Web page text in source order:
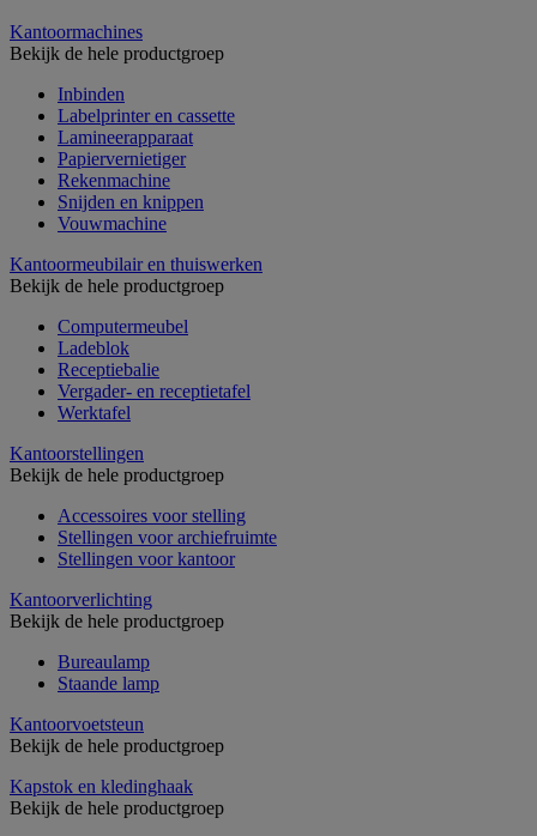
Kantoormachines
Bekijk de hele productgroep
Inbinden
Labelprinter en cassette
Lamineerapparaat
Papiervernietiger
Rekenmachine
Snijden en knippen
Vouwmachine
Kantoormeubilair en thuiswerken
Bekijk de hele productgroep
Computermeubel
Ladeblok
Receptiebalie
Vergader- en receptietafel
Werktafel
Kantoorstellingen
Bekijk de hele productgroep
Accessoires voor stelling
Stellingen voor archiefruimte
Stellingen voor kantoor
Kantoorverlichting
Bekijk de hele productgroep
Bureaulamp
Staande lamp
Kantoorvoetsteun
Bekijk de hele productgroep
Kapstok en kledinghaak
Bekijk de hele productgroep